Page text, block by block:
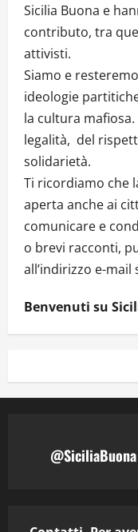
Sicilia Buona e
contributo, tra
attivisti.
Siamo e
ideologie
la cultura
legalità, del
solidarietà.
Ti ricordiamo che
aperta anche ai
comunicare e
o brevi racconti,
all’indirizzo e-mail
Benvenuti su